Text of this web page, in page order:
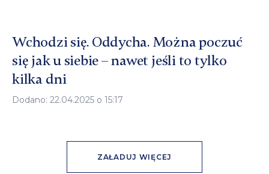
Wchodzi się. Oddycha. Można poczuć
się jak u siebie – nawet jeśli to tylko
kilka dni
Dodano: 22.04.2025 o 15:17
ZAŁADUJ WIĘCEJ